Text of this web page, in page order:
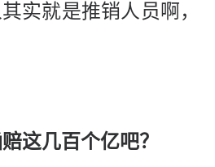
实就是推销人员啊，
这几百个亿吧？